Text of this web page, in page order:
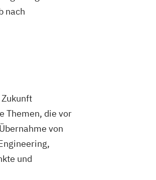
nach
Themen, die vor
von
und